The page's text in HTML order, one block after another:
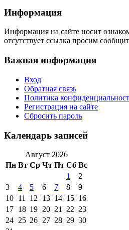
Информация
Информация на сайте носит
отсутствует ссылка просим
Важная информация
Вход
Обратная связь
Политика
Регистрация на сайте
Сбросить пароль
Календарь записей
Август 2026
Пн Вт Ср Чт Пт Сб Вс
1
2
3
4 5 6 7 8
9
10 11 12 13 14 15 16
17 18 19 20 21 22 23
24 25 26 27 28 29 30